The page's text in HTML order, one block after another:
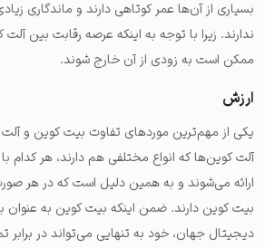
بسیاری از آن‌ها عمر کوتاهی دارند و ماندگاری
ندارند. زیرا با توجه به اینکه عرصه رقابت بین
ممکن است به زودی از آن خارج شوند.
ارزش
یکی از مهم‌ترین موردهای تفاوت بیت کوین و آلت
آلت کوین‌ها که انواع مختلفی هم دارند، هر کدام با
ارائه می‌شوند و به همین دلیل است که در هر
بیت کوین دارند. ضمن اینکه بیت کوین به عنوان
دیجیتال جهان، خود به تنهایی می‌تواند در برابر